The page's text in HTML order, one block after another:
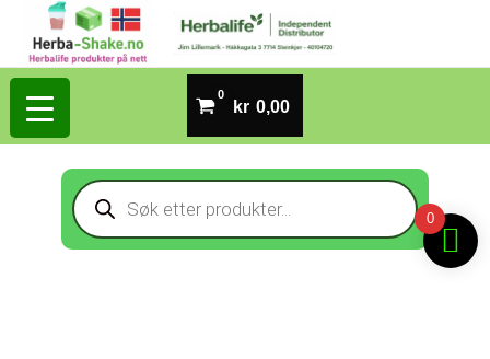
til
innholdet
kr 0,00
Products
search
0